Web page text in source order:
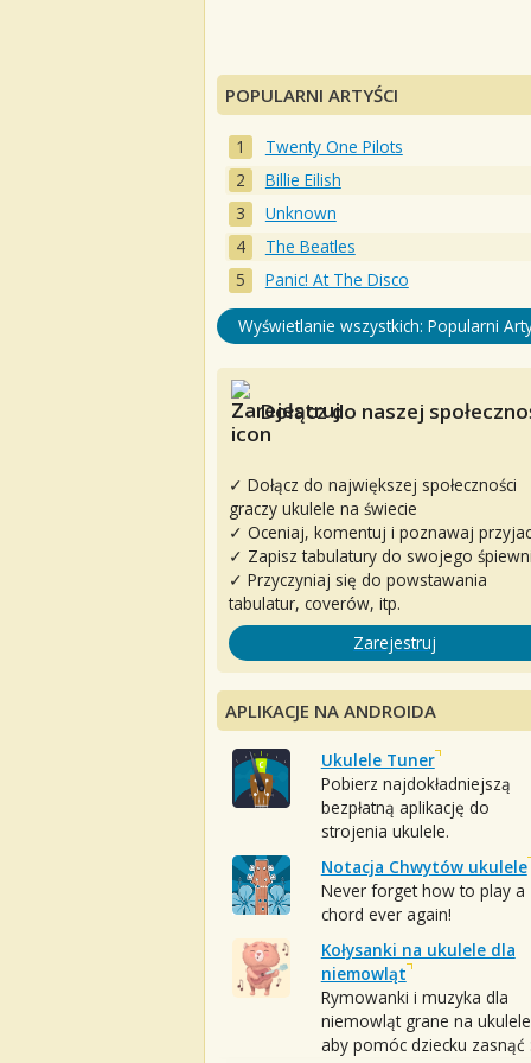
POPULARNI ARTYŚCI
Twenty One Pilots
Billie Eilish
Unknown
The Beatles
Panic! At The Disco
Wyświetlanie wszystkich: Popularni
Dołącz do naszej
✓ Dołącz do największej społeczności
graczy ukulele na świecie
✓ Oceniaj, komentuj i poznawaj
✓ Zapisz tabulatury do swojego
✓ Przyczyniaj się do powstawania
tabulatur, coverów, itp.
Zarejestruj
APLIKACJE NA ANDROIDA
Ukulele Tuner
Pobierz najdokładniejszą
bezpłatną aplikację do
strojenia ukulele.
Notacja Chwytów ukulele
Never forget how to play a
chord ever again!
Kołysanki na ukulele dla
niemowląt
Rymowanki i muzyka dla
niemowląt grane na
aby pomóc dziecku zasnąć